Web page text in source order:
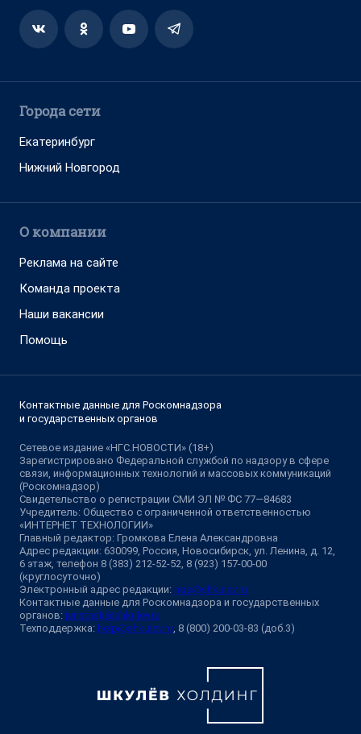
Города сети
Екатеринбург
Нижний Новгород
О компании
Реклама на сайте
Команда проекта
Наши вакансии
Помощь
Контактные данные для Роскомнадзора
и государственных органов
Сетевое издание «НГС.НОВОСТИ» (18+)
Зарегистрировано Федеральной службой по надзору в сфере
связи, информационных технологий и массовых коммуникаций
(Роскомнадзор)
Свидетельство о регистрации СМИ ЭЛ № ФС 77—84683
Учредитель: Общество с ограниченной ответственностью
«ИНТЕРНЕТ ТЕХНОЛОГИИ»
Главный редактор: Громкова Елена Александровна
Адрес редакции: 630099, Россия, Новосибирск, ул. Ленина, д. 12,
6 этаж, телефон 8 (383) 212-52-52, 8 (923) 157-00-00
(круглосуточно)
Электронный адрес редакции: ngs@shkulev.ru
Контактные данные для Роскомнадзора и государственных
органов: juristnsk@shkulev.ru
Техподдержка: help@shkulev.ru, 8 (800) 200-03-83 (доб.3)